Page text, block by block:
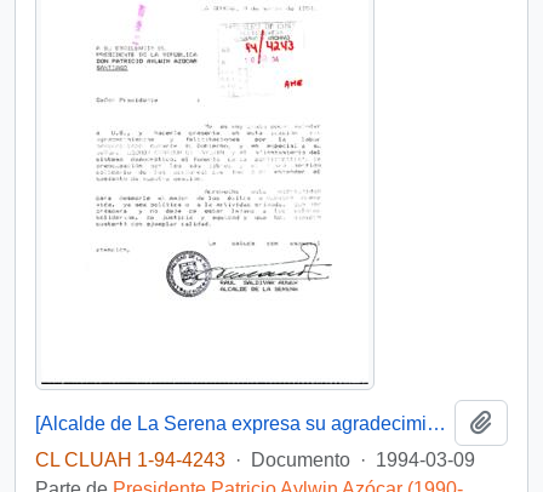
[Alcalde de La Serena expresa su agradecimiento por la labor desarrollada durante su gobierno]
CL CLUAH 1-94-4243 · Documento · 1994-03-09